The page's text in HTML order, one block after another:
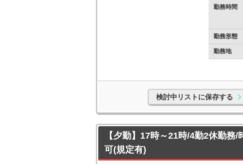
勤務時間
勤務形態
勤務地
検討中リストに保存する
【夕勤】17時～21時/4勤2休勤
可(規定有)